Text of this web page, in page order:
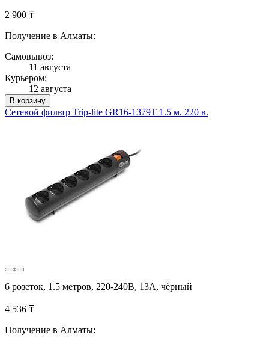
2 900 ₸
Получение в Алматы:
Самовывоз:
11 августа
Курьером:
12 августа
В корзину
Сетевой фильтр Trip-lite GR16-1379T 1.5 м. 220 в.
6 розеток, 1.5 метров, 220-240В, 13A, чёрный
4 536 ₸
Получение в Алматы: